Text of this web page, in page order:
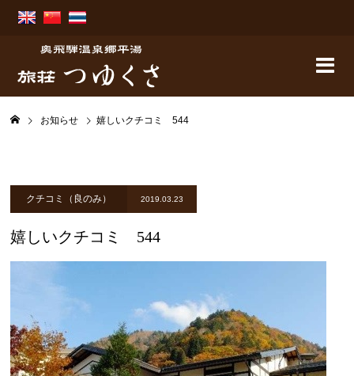
お知らせ 嬉しいクチコミ 544
クチコミ（良のみ） 2019.03.23
嬉しいクチコミ 544